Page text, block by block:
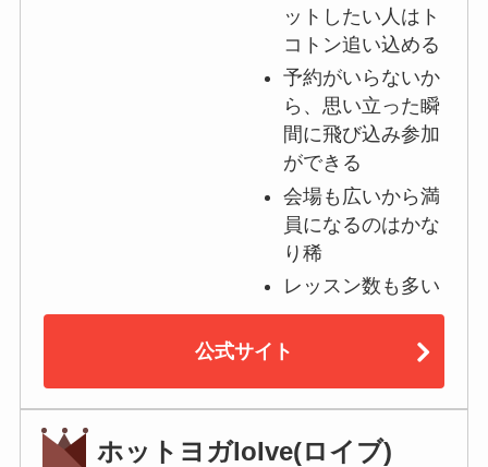
ットしたい人はト
コトン追い込める
予約がいらないか
ら、思い立った瞬
間に飛び込み参加
ができる
会場も広いから満
員になるのはかな
り稀
レッスン数も多い
公式サイト
ホットヨガloIve(ロイブ)